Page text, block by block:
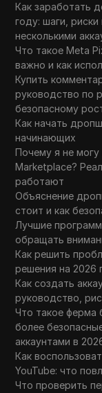
Как заработать
году: шаги,
несколькими
Что такое Meta
важно и как
Купить
руководство по
безопасному
Как начать
начинающих
Почему я не
Marketplace?
работают
Объяснение
стоит и как
Лучшие
обращать
Как решить
решения на 2026
Как создать
руководство,
Что такое ферма
более
аккаунтами в
Как
YouTube: что
Что проверить